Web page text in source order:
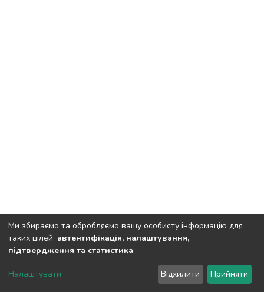
DSpace software copyright © 2002-2026 LYRASIS
Cookie settings
Ми збираємо та обробляємо вашу особисту інформацію для
таких цілей: автентифікація, налаштування,
підтвердження та статистика.
Налаштувати Відхилити Прийняти